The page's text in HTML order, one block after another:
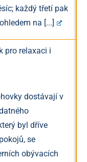
každý třetí pak
na [...]
pro relaxaci i
dostávají v
byl dříve
se
obývacích